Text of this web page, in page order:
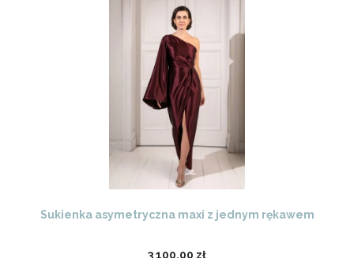
Sukienka asymetryczna maxi z jednym rękawem
3 100,00 zł